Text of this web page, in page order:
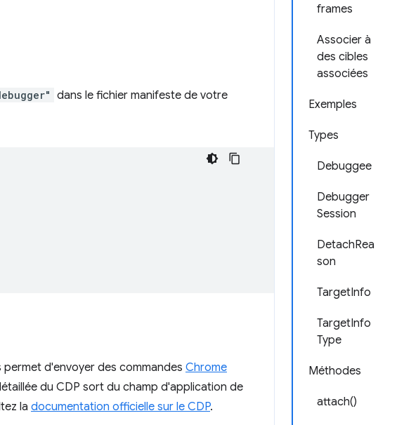
frames
Associer à
des cibles
associées
Exemples
Types
Debuggee
Debugger
Session
DetachRea
son
TargetInfo
TargetInfo
Type
Méthodes
attach()
dans le fichier manifeste de votre
permet d'envoyer des commandes Chrome
du CDP sort du champ d'application de
la documentation officielle sur le CDP.